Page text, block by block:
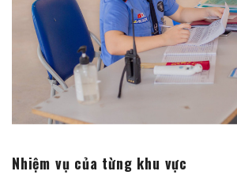
Nhiệm vụ của từng khu vực